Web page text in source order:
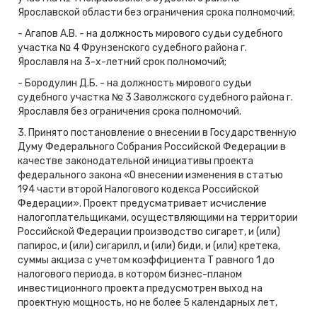
Ярославской области без ограничения срока полномочий;
- Агапов А.В. - на должность мирового судьи судебного
участка № 4 Фрунзенского судебного района г.
Ярославля на 3-х-летний срок полномочий;
- Бородулин Д.Б. - на должность мирового судьи
судебного участка № 3 Заволжского судебного района г.
Ярославля без ограничения срока полномочий.
3. Принято постановление о внесении в Государственную
Думу Федерального Собрания Российской Федерации в
качестве законодательной инициативы проекта
федерального закона «О внесении изменения в статью
194 части второй Налогового кодекса Российской
Федерации». Проект предусматривает исчисление
налогоплательщиками, осуществляющими на территории
Российской Федерации производство сигарет, и (или)
папирос, и (или) сигарилл, и (или) биди, и (или) кретека,
суммы акциза с учетом коэффициента Т равного 1 до
налогового периода, в котором бизнес-планом
инвестиционного проекта предусмотрен выход на
проектную мощность, но не более 5 календарных лет,